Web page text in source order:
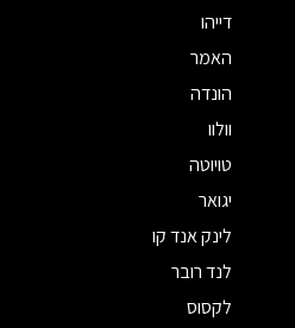
דייהו
האמר
הונדה
וולוו
טויוטה
יגואר
לינק אנד קו
לנד רובר
לקסוס